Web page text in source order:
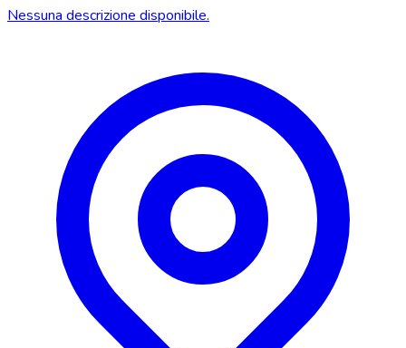
Nessuna descrizione disponibile.